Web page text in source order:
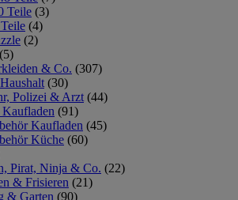
Teile (3)
(4)
(2)
(5)
& Co. (307)
(30)
Polizei & Arzt (44)
(91)
Kaufladen (45)
Küche (60)
Pirat, Ninja & Co. (22)
& Frisieren (21)
& Garten (90)